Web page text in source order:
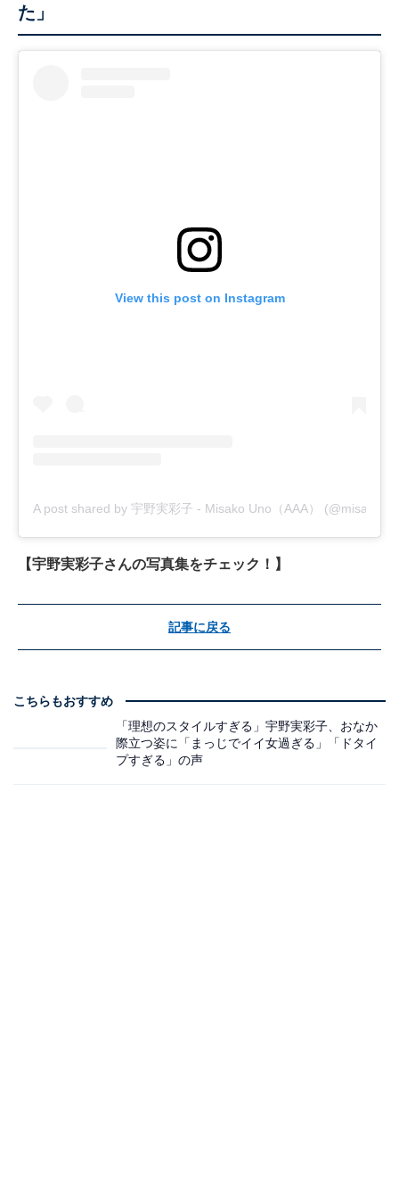
た」
View this post on Instagram
A post shared by 宇野実彩子 - Misako Uno（AAA）
【宇野実彩子さんの写真集をチェック！】
記事に戻る
こちらもおすすめ
「理想のスタイルすぎる」宇野実彩子、おなか
際立つ姿に「まっじでイイ女過ぎる」「ドタイ
プすぎる」の声